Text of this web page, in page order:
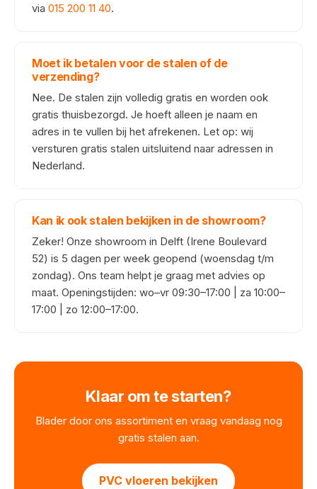
via 015 200 11 40.
Moet ik betalen voor de stalen of de
verzending?
Nee. De stalen zijn volledig gratis en worden ook
gratis thuisbezorgd. Je hoeft alleen je naam en
adres in te vullen bij het afrekenen. Let op: wij
versturen gratis stalen uitsluitend naar adressen in
Nederland.
Kan ik ook stalen bekijken in de showroom?
Zeker! Onze showroom in Delft (Irene Boulevard
52) is 5 dagen per week geopend (woensdag t/m
zondag). Ons team helpt je graag met advies op
maat. Openingstijden: wo–vr 09:30–17:00 | za 10:00–
17:00 | zo 12:00–17:00.
Klaar om te starten?
Blader door ons assortiment en vraag vandaag nog
gratis stalen aan.
PVC vloeren bekijken